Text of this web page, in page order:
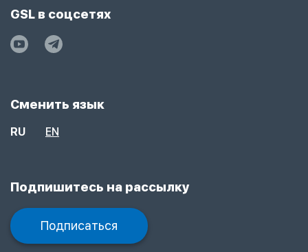
GSL в соцсетях
Сменить язык
RU EN
Подпишитесь на рассылку
Подписаться